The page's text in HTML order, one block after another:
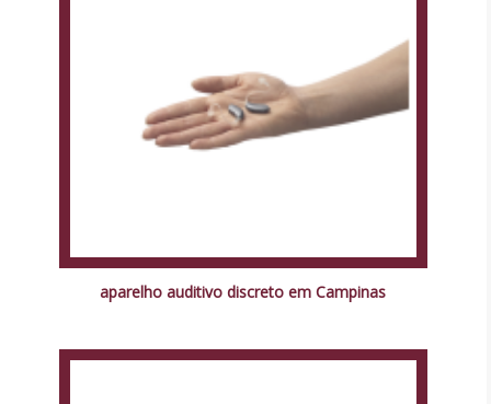
aparelho auditivo discreto em Campinas